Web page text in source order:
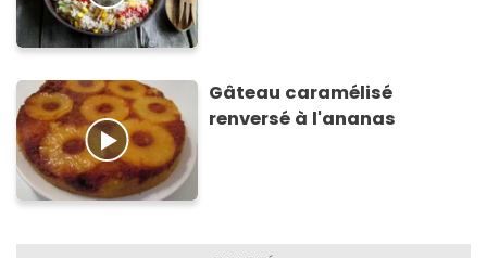
Gâteau caramélisé
renversé à l'ananas